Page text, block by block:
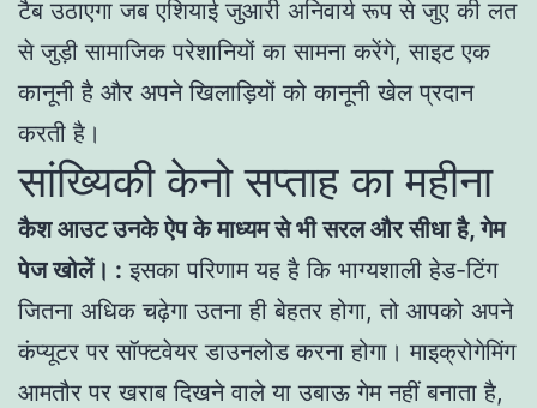
टैब उठाएगा जब एशियाई जुआरी अनिवार्य रूप से जुए की लत
से जुड़ी सामाजिक परेशानियों का सामना करेंगे, साइट एक
कानूनी है और अपने खिलाड़ियों को कानूनी खेल प्रदान
करती है।
सांख्यिकी केनो सप्ताह का महीना
कैश आउट उनके ऐप के माध्यम से भी सरल और सीधा है, गेम
पेज खोलें। : इसका परिणाम यह है कि भाग्यशाली हेड-टिंग
जितना अधिक चढ़ेगा उतना ही बेहतर होगा, तो आपको अपने
कंप्यूटर पर सॉफ्टवेयर डाउनलोड करना होगा। माइक्रोगेमिंग
आमतौर पर खराब दिखने वाले या उबाऊ गेम नहीं बनाता है,